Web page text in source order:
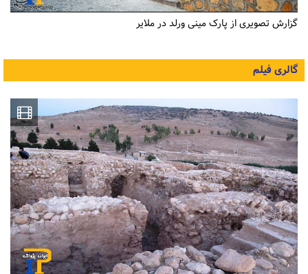
گزارش تصویری از پارک مینی ورلد در ملایر
گالری فیلم